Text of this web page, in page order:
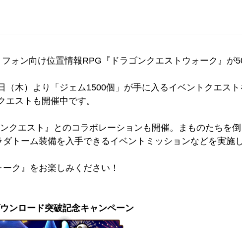
ォン向け位置情報RPG『ドラゴンクエストウォーク』が
（木）より「ジェム1500個」が手に入るイベントクエス
ストも開催中です。
クエスト』とのコラボレーションも開催。まものたちを
トーム装備を入手できるイベントミッションなどを実施し
ク』をお楽しみください！
ンロード突破記念キャンペーン